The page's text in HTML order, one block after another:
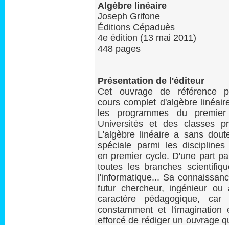
Algèbre linéaire
Joseph Grifone
Éditions Cépaduès
4e édition (13 mai 2011)
448 pages
Présentation de l'éditeur
Cet ouvrage de référence
cours complet d'algèbre
les programmes du
Universités et des classes
L'algèbre linéaire a sans
spéciale parmi les disciplines
en premier cycle. D'une part
toutes les branches
l'informatique... Sa
futur chercheur, ingénieur
caractère pédagogique,
constamment et
efforcé de rédiger un ouvrage